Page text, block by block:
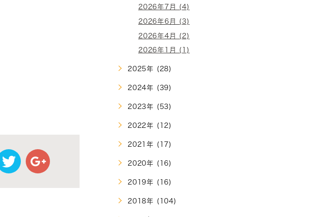
2026年7月 (4)
2026年6月 (3)
2026年4月 (2)
2026年1月 (1)
2025年 (28)
2024年 (39)
2023年 (53)
2022年 (12)
2021年 (17)
2020年 (16)
2019年 (16)
2018年 (104)